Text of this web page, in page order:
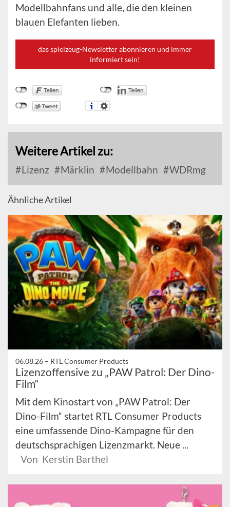
Modellbahnfans und alle, die den kleinen
blauen Elefanten lieben.
das spielzeug-Newsletter abonnieren und immer
informiert sein!
Weitere Artikel zu:
Lizenz Märklin Modellbahn WDRmg
Ähnliche Artikel
06.08.26 – RTL Consumer Products
Lizenzoffensive zu „PAW Patrol: Der Dino-
Film“
Mit dem Kinostart von „PAW Patrol: Der
Dino-Film“ startet RTL Consumer Products
eine umfassende Dino-Kampagne für den
deutschsprachigen Lizenzmarkt. Neue ...
Von Kerstin Barthel